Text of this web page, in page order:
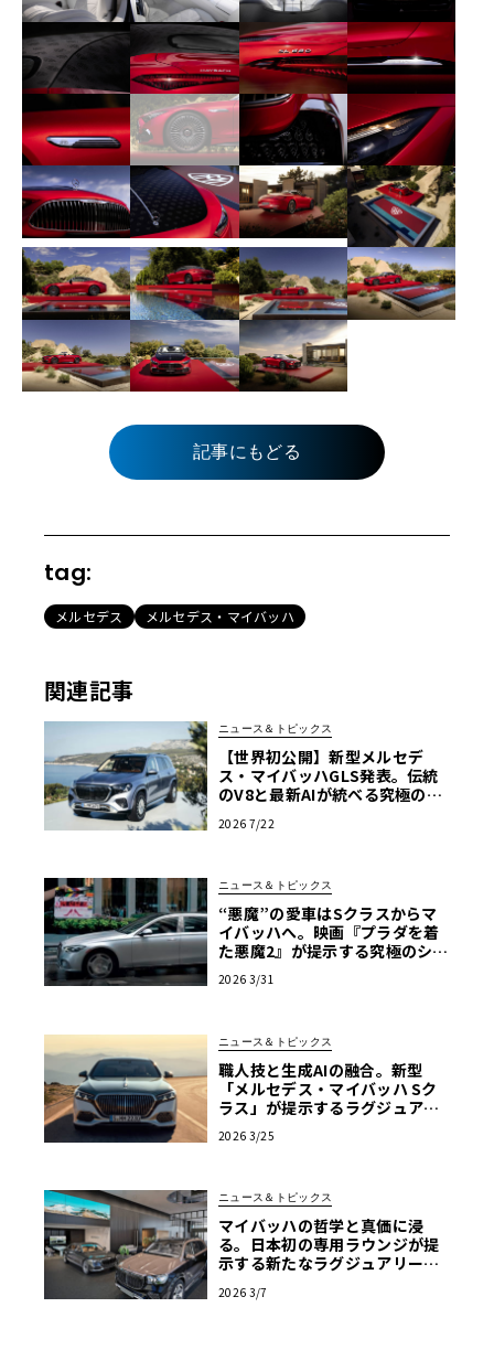
記事にもどる
tag:
メルセデス メルセデス・マイバッハ
関連記事
ニュース＆トピックス
【世界初公開】新型メルセデ
ス・マイバッハGLS発表。伝統
のV8と最新AIが統べる究極の移
2026 7/22
ニュース＆トピックス
“悪魔”の愛車はSクラスからマ
イバッハへ。映画『プラダを着
た悪魔2』が提示する究極のショ
2026 3/31
ニュース＆トピックス
職人技と生成AIの融合。新型
「メルセデス・マイバッハ Sク
ラス」が提示するラグジュアリ
2026 3/25
ニュース＆トピックス
マイバッハの哲学と真価に浸
る。日本初の専用ラウンジが提
示する新たなラグジュアリーの
2026 3/7